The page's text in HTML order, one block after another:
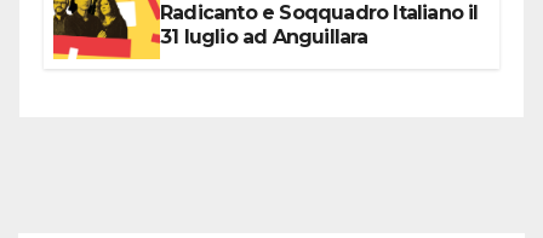
Radicanto e Soqquadro Italiano il
31 luglio ad Anguillara